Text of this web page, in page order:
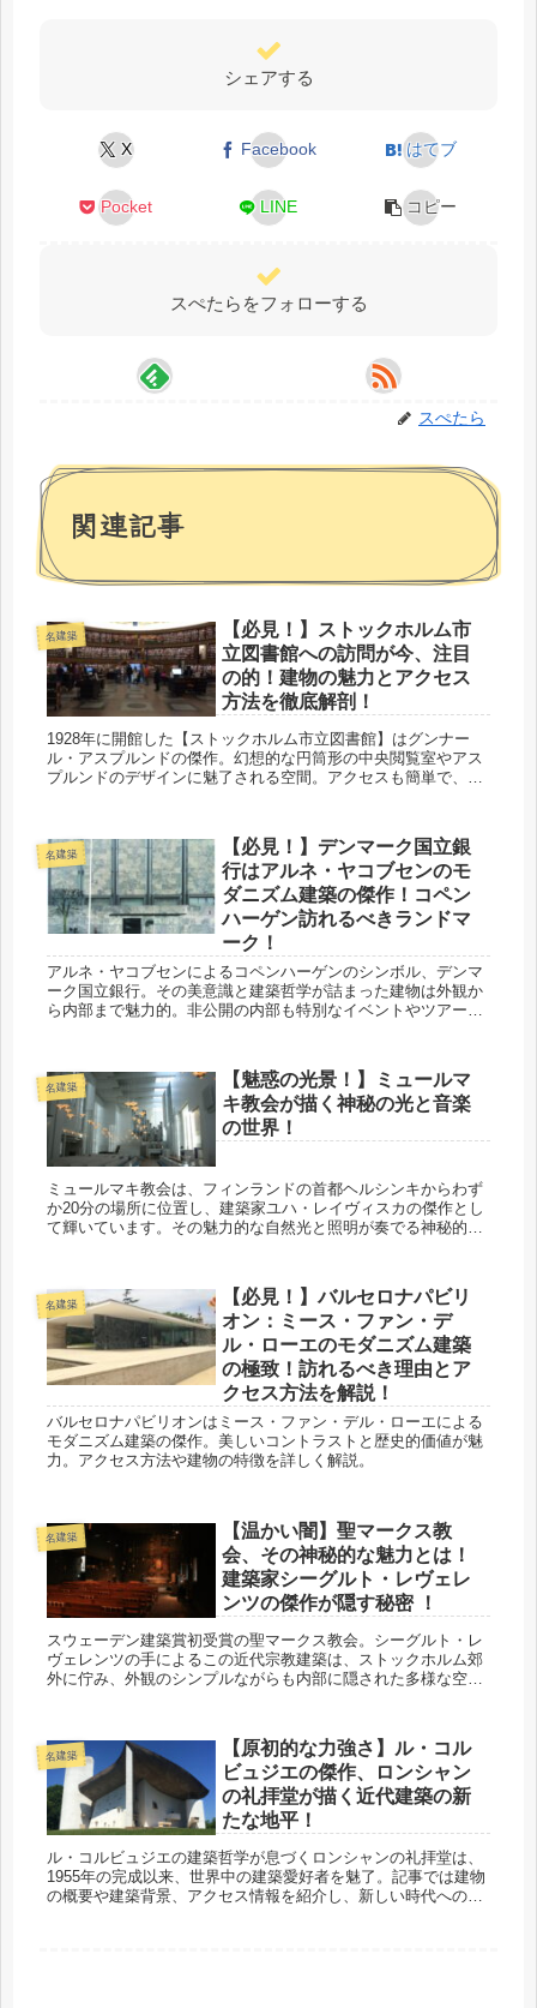
シェアする
X Facebook はてブ
Pocket LINE コピー
スぺたらをフォローする
スぺたら
関連記事
名建築
【必見！】ストックホルム市
立図書館への訪問が今、注目
の的！建物の魅力とアクセス
方法を徹底解剖！
1928年に開館した【ストックホルム市立図書館】はグンナー
ル・アスプルンドの傑作。幻想的な円筒形の中央閲覧室やアス
プルンドのデザインに魅了される空間。アクセスも簡単で、静
名建築
【必見！】デンマーク国立銀
行はアルネ・ヤコブセンのモ
ダニズム建築の傑作！コペン
ハーゲン訪れるべきランドマ
ーク！
アルネ・ヤコブセンによるコペンハーゲンのシンボル、デンマ
ーク国立銀行。その美意識と建築哲学が詰まった建物は外観か
ら内部まで魅力的。非公開の内部も特別なイベントやツアーで
名建築
【魅惑の光景！】ミュールマ
キ教会が描く神秘の光と音楽
の世界！
ミュールマキ教会は、フィンランドの首都ヘルシンキからわず
か20分の場所に位置し、建築家ユハ・レイヴィスカの傑作とし
て輝いています。その魅力的な自然光と照明が奏でる神秘的な
名建築
【必見！】バルセロナパビリ
オン：ミース・ファン・デ
ル・ローエのモダニズム建築
の極致！訪れるべき理由とア
クセス方法を解説！
バルセロナパビリオンはミース・ファン・デル・ローエによる
モダニズム建築の傑作。美しいコントラストと歴史的価値が魅
力。アクセス方法や建物の特徴を詳しく解説。
名建築
【温かい闇】聖マークス教
会、その神秘的な魅力とは！
建築家シーグルト・レヴェレ
ンツの傑作が隠す秘密 ！
スウェーデン建築賞初受賞の聖マークス教会。シーグルト・レ
ヴェレンツの手によるこの近代宗教建築は、ストックホルム郊
外に佇み、外観のシンプルながらも内部に隠された多様な空間
名建築
【原初的な力強さ】ル・コル
ビュジエの傑作、ロンシャン
の礼拝堂が描く近代建築の新
たな地平！
ル・コルビュジエの建築哲学が息づくロンシャンの礼拝堂は、
1955年の完成以来、世界中の建築愛好者を魅了。記事では建物
の概要や建築背景、アクセス情報を紹介し、新しい時代への架